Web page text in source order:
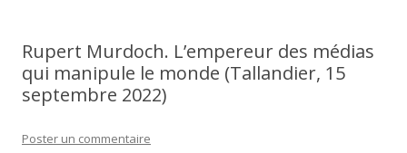
Rupert Murdoch. L’empereur des médias
qui manipule le monde (Tallandier, 15
septembre 2022)
Poster un commentaire